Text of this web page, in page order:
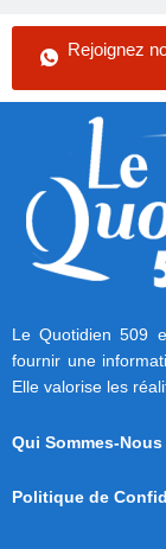
Rejoignez
Le Quotidien 509
fournir une
Elle valorise les
Qui Sommes-Nous
Politique de